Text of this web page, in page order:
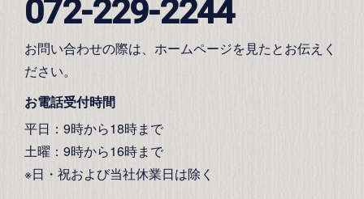
072-229-2244
お問い合わせの際は、ホームページを見たとお伝えく
ださい。
お電話受付時間
平日：9時から18時まで
土曜：9時から16時まで
※日・祝および当社休業日は除く